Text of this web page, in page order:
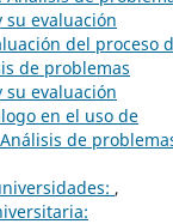
su evaluación
del proceso
de problemas
su evaluación
en el uso de
de
,